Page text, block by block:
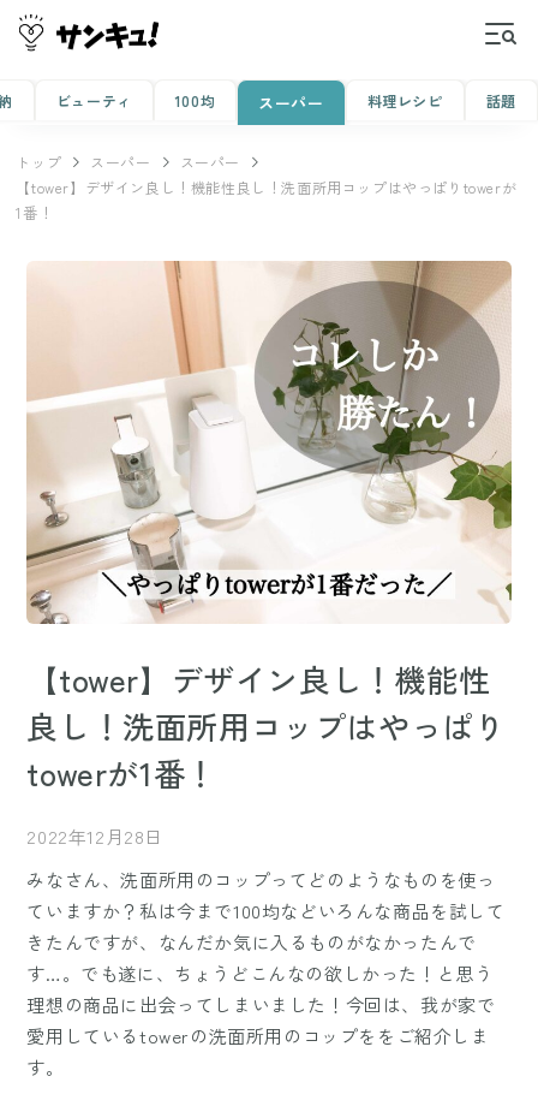
ビューティ 100均 スーパー 料理レシピ 話題
トップ スーパー
スーパー
【tower】デザイン良し！機能性良し！洗面所用コップはやっぱりtowerが
1番！
【tower】デザイン良し！機能性
良し！洗面所用コップはやっぱり
towerが1番！
2022年12月28日
みなさん、洗面所用のコップってどのようなものを使っ
ていますか？私は今まで100均などいろんな商品を試して
きたんですが、なんだか気に入るものがなかったんで
す…。でも遂に、ちょうどこんなの欲しかった！と思う
理想の商品に出会ってしまいました！今回は、我が家で
愛用しているtowerの洗面所用のコップををご紹介しま
す。